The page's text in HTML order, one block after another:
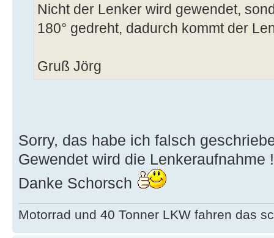
Nicht der Lenker wird gewendet,
180° gedreht, dadurch kommt der
Gruß Jörg
Sorry, das habe ich falsch
Gewendet wird die Lenkeraufnahme !
Danke Schorsch
Motorrad und 40 Tonner LKW fahren das